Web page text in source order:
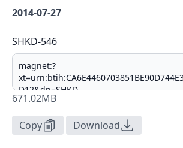
2014-07-27
SHKD-546
671.02MB
Copy Download